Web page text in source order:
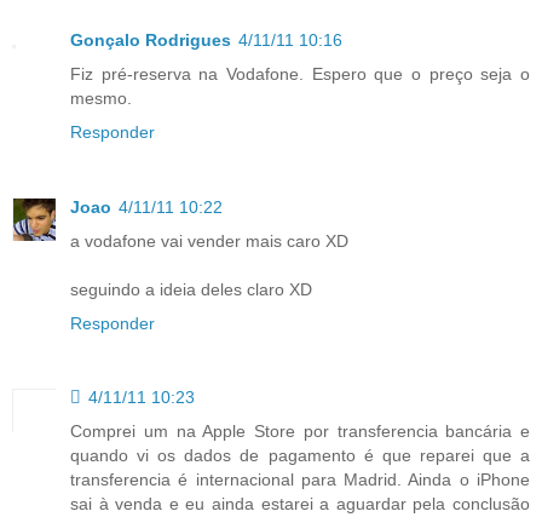
Gonçalo Rodrigues 4/11/11 10:16
Fiz pré-reserva na Vodafone. Espero que o preço seja o
mesmo.
Responder
Joao 4/11/11 10:22
a vodafone vai vender mais caro XD
seguindo a ideia deles claro XD
Responder
 4/11/11 10:23
Comprei um na Apple Store por transferencia bancária e
quando vi os dados de pagamento é que reparei que a
transferencia é internacional para Madrid. Ainda o iPhone
sai à venda e eu ainda estarei a aguardar pela conclusão